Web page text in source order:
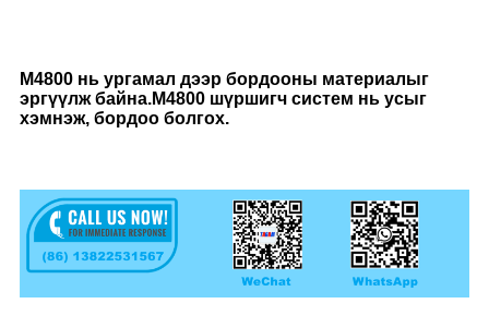
M4800 нь ургамал дээр бордооны материалыг
эргүүлж байна.M4800 шүршигч систем нь усыг
хэмнэж, бордоо болгох.